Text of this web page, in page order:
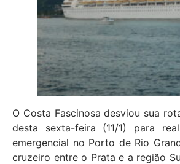
O Costa Fascinosa desviou sua
desta sexta-feira (11/1) para
emergencial no Porto de Rio
cruzeiro entre o Prata e a região